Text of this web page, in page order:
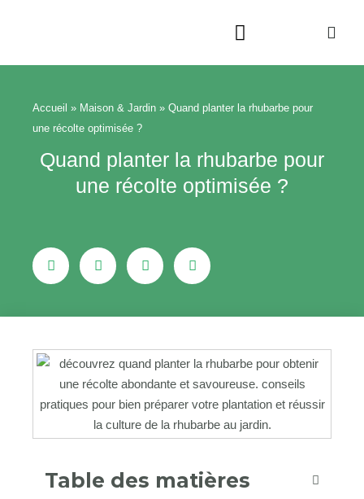
Accueil » Maison & Jardin » Quand planter la rhubarbe pour
une récolte optimisée ?
Quand planter la rhubarbe pour
une récolte optimisée ?
Table des matières